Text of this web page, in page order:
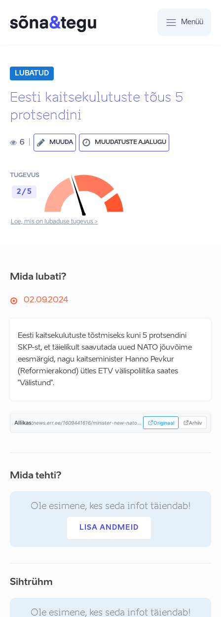
Menüü
LUBATUD
Eesti kaitsekulutuste tõus 5
protsendini
6 MUUDA MUUDATUSTE AJALUGU
TUGEVUS
2 / 5
Loe, mis on lubaduse tugevus >
Mida lubati?
02.09.2024
Eesti kaitsekulutuste tõstmiseks kuni 5 protsendini
SKP-st, et täielikult saavutada uued NATO jõuvõime
eesmärgid, nagu kaitseminister Hanno Pevkur
(Reformierakond) ütles ETV välispoliitika saates
"Välistund".
Allikas: Originaal Arhiiv
Mida tehti?
Ole esimene, kes seda infot täiendab!
LISA ANDMEID
Sihtrühm
Ole esimene, kes seda infot täiendab!